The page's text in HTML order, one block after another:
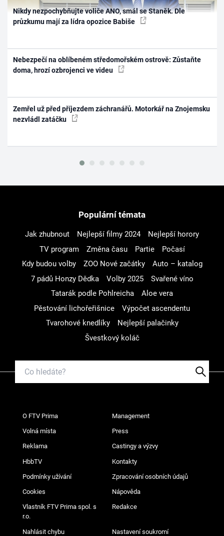
Nikdy nezpochybňujte voliče ANO, smál se Staněk. Dle
průzkumu mají za lídra opozice Babiše
Nebezpečí na oblíbeném středomořském ostrově: Zůstaňte
doma, hrozí ozbrojenci ve videu
Zemřel už před příjezdem záchranářů. Motorkář na Znojemsku
nezvládl zatáčku
Populární témata
Jak zhubnout Nejlepší filmy 2024
Nejlepší horory
TV program
Změna času Partie
Počasí
Kdy budou volby
ZOO Nové začátky
Auto – katalog
7 pádů Honzy Dědka
Volby 2025
Svařené víno
Tatarák podle Pohlreicha
Aloe vera
Pěstování lichořeřišnice
Výpočet ascendentu
Tvarohové knedlíky
Nejlepší palačinky
Švestkový koláč
O FTV Prima Management
Volná místa Press
Reklama Castingy a výzvy
HbbTV Kontakty
Podmínky užívání Zpracování osobních údajů
Cookies Nápověda
Vlastník FTV Prima spol. s
r.o.
Redakce
Nahlásit chybu Nastavení soukromí